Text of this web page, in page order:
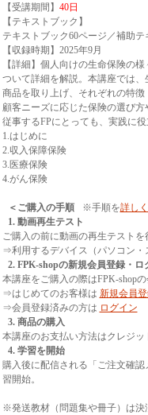
【受講期間】 40日
【テキストブック】
テキストブック60ページ／補助テ
【収録時期】2025年9月
【詳細】個人向けの生命保険の
ついて詳細を解説。本講座では
商品を取り上げ、それぞれの特徴
顧客ニーズに応じた保険の選び
従事するFPにとっても、実践に
1.はじめに
2.収入保障保険
3.医療保険
4.がん保険
＜ご購入の手順 ※手順を詳し
1. 動画再生テスト
ご購入の前に動画の再生テストを
⇒利用するデバイス（パソコン・
2. FPK-shopの新規会員登録・ロ
本講座をご購入の際はFPK-shop
⇒はじめてのお客様は 新規会員
⇒会員登録済みの方は ログイン
3. 商品の購入
本講座のお支払い方法はクレジッ
4. 学習を開始
購入後に配信される「ご注文確
習開始。
※発送教材（問題集や冊子）は決